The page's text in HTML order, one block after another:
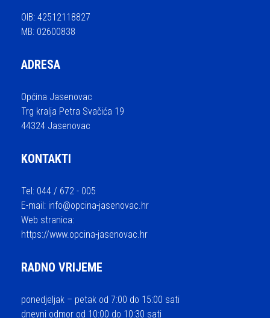
OIB: 42512118827
MB: 02600838
ADRESA
Općina Jasenovac
Trg kralja Petra Svačića 19
44324 Jasenovac
KONTAKTI
Tel: 044 / 672 - 005
E-mail: info@opcina-jasenovac.hr
Web stranica:
https://www.opcina-jasenovac.hr
RADNO VRIJEME
ponedjeljak – petak od 7:00 do 15:00 sati
dnevni odmor od 10:00 do 10:30 sati